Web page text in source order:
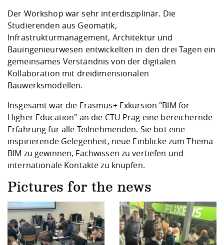
Der Workshop war sehr interdisziplinär. Die
Studierenden aus Geomatik,
Infrastrukturmanagement, Architektur und
Bauingenieurwesen entwickelten in den drei Tagen ein
gemeinsames Verständnis von der digitalen
Kollaboration mit dreidimensionalen
Bauwerksmodellen.
Insgesamt war die Erasmus+ Exkursion "BIM for
Higher Education" an die CTU Prag eine bereichernde
Erfahrung für alle Teilnehmenden. Sie bot eine
inspirierende Gelegenheit, neue Einblicke zum Thema
BIM zu gewinnen, Fachwissen zu vertiefen und
internationale Kontakte zu knüpfen.
Pictures for the news